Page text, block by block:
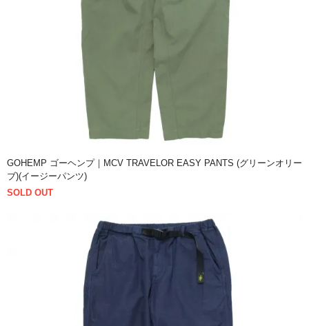
GOHEMP ゴーヘンプ｜MCV TRAVELOR EASY PANTS (グリーンオリー
ブ)(イージーパンツ)
SOLD OUT